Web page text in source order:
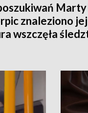
Marty
znaleziono jej
wszczęła